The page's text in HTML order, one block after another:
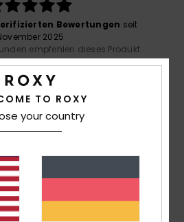
Bewertungen seit
2025
empfehlen dieses Produkt
Komfort
5.0
groß
TO ROXY
your country